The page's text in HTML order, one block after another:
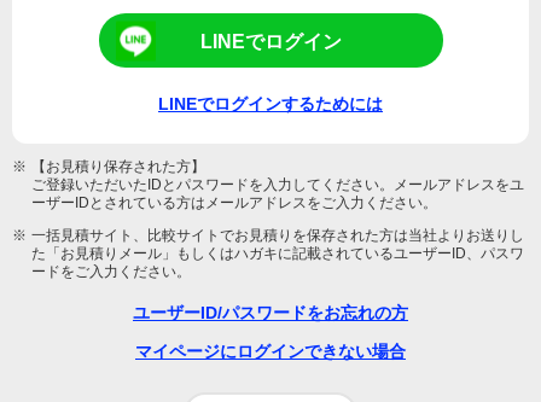
LINEでログイン
LINEでログインするためには
※
【お見積り保存された方】
ご登録いただいたIDとパスワードを入力してください。メールアドレスをユ
ーザーIDとされている方はメールアドレスをご入力ください。
※ 一括見積サイト、比較サイトでお見積りを保存された方は当社よりお送りし
た「お見積りメール」もしくはハガキに記載されているユーザーID、パスワ
ードをご入力ください。
ユーザーID/パスワードをお忘れの方
マイページにログインできない場合